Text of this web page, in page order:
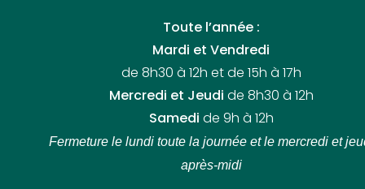
Toute l’année :
Mardi et Vendredi
de 8h30 à 12h et de 15h à 17h
Mercredi et Jeudi de 8h30 à 12h
Samedi de 9h à 12h
Fermeture le lundi toute la journée et le mercredi et
après-midi